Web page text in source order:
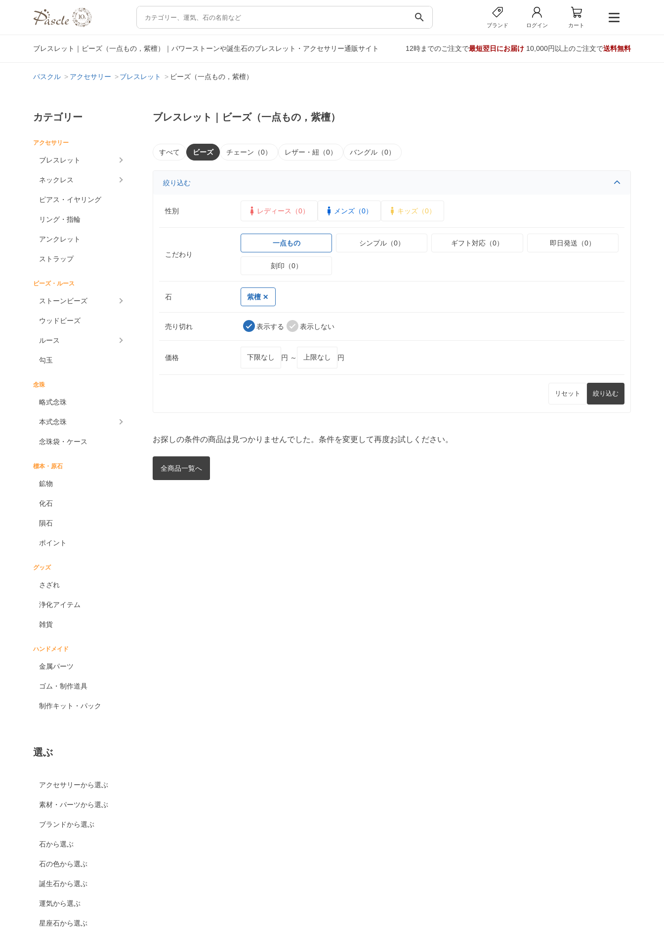
search
ブランド ログイン カート
ブレスレット｜ビーズ（一点もの，紫檀）｜パワーストーンや誕生石のブレスレット・アクセサリー通販サイト 12時までのご注文で最短翌日にお届け10,000円以上のご注文で送料無料
パスクル アクセサリー ブレスレット ビーズ（一点もの，紫檀）
カテゴリー
アクセサリー
ブレスレット
ネックレス
ピアス・イヤリング
リング・指輪
アンクレット
ストラップ
ビーズ・ルース
ストーンビーズ
ウッドビーズ
ルース
勾玉
念珠
略式念珠
本式念珠
念珠袋・ケース
標本・原石
鉱物
化石
隕石
ポイント
グッズ
さざれ
浄化アイテム
雑貨
ハンドメイド
金属パーツ
ゴム・制作道具
制作キット・パック
選ぶ
アクセサリーから選ぶ
素材・パーツから選ぶ
ブランドから選ぶ
石から選ぶ
石の色から選ぶ
誕生石から選ぶ
運気から選ぶ
星座石から選ぶ
ブレスレット｜ビーズ（一点もの，紫檀）
すべて ビーズ チェーン（0） レザー・紐（0） バングル（0）
絞り込む
性別 レディース（0） メンズ（0） キッズ（0）
こだわり
一点もの シンプル（0） ギフト対応（0） 即日発送（0）
刻印（0）
石 紫檀
売り切れ 表示する 表示しない
価格 円 ～ 円
リセット 絞り込む
お探しの条件の商品は見つかりませんでした。条件を変更して再度お試しください。
全商品一覧へ